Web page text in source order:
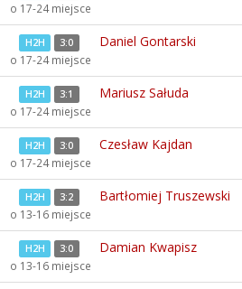
o 17-24 miejsce
H2H 3:0 Daniel Gontarski
o 17-24 miejsce
H2H 3:1 Mariusz Sałuda
o 17-24 miejsce
H2H 3:0 Czesław Kajdan
o 17-24 miejsce
H2H 3:2 Bartłomiej Truszewski
o 13-16 miejsce
H2H 3:0 Damian Kwapisz
o 13-16 miejsce